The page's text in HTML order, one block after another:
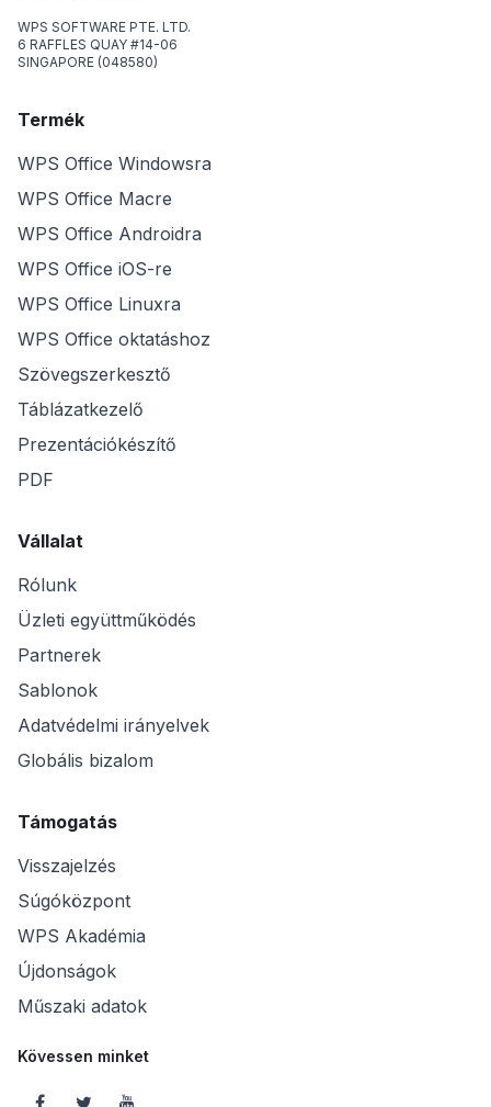
WPS SOFTWARE PTE. LTD.
6 RAFFLES QUAY #14-06
SINGAPORE (048580)
Termék
WPS Office Windowsra
WPS Office Macre
WPS Office Androidra
WPS Office iOS-re
WPS Office Linuxra
WPS Office oktatáshoz
Szövegszerkesztő
Táblázatkezelő
Prezentációkészítő
PDF
Vállalat
Rólunk
Üzleti együttműködés
Partnerek
Sablonok
Adatvédelmi irányelvek
Globális bizalom
Támogatás
Visszajelzés
Súgóközpont
WPS Akadémia
Újdonságok
Műszaki adatok
Kövessen minket